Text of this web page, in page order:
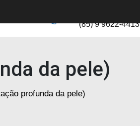
(85) 9 9622-4413
da pele)
profunda da pele)